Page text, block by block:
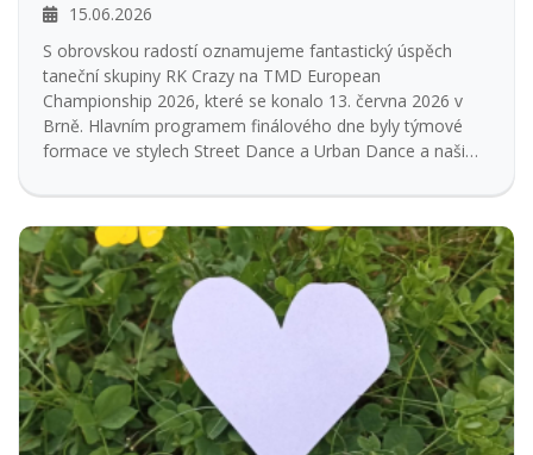
15.06.2026
S obrovskou radostí oznamujeme fantastický úspěch
taneční skupiny RK Crazy na TMD European
Championship 2026, které se konalo 13. června 2026 v
Brně. Hlavním programem finálového dne byly týmové
formace ve stylech Street Dance a Urban Dance a naši